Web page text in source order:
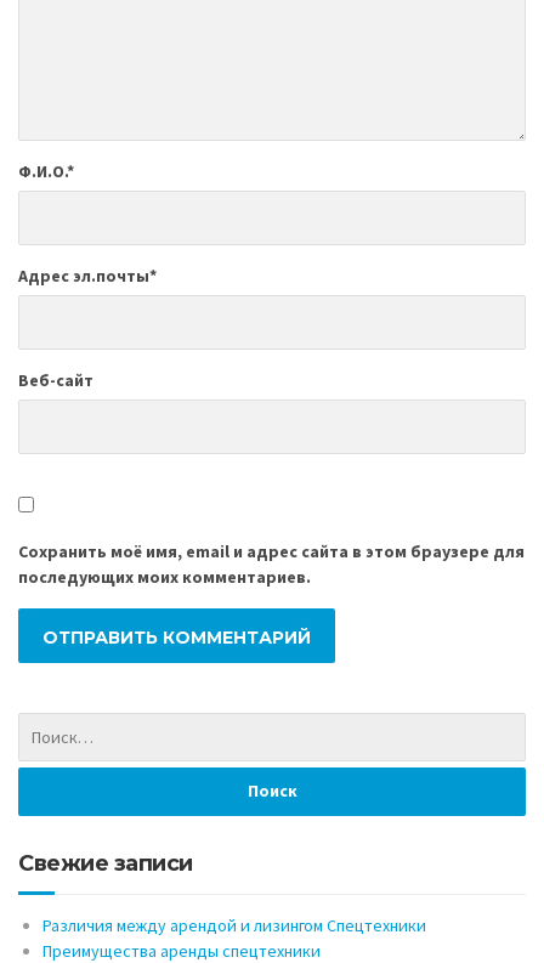
Ф.И.О.*
Адрес эл.почты*
Веб-сайт
Сохранить моё имя, email и адрес сайта в этом браузере для
последующих моих комментариев.
Свежие записи
Различия между арендой и лизингом Спецтехники
Преимущества аренды спецтехники